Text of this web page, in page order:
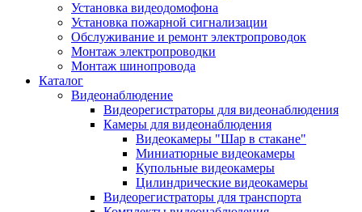
Установка видеодомофона
Установка пожарной сигнализации
Обслуживание и ремонт электропроводок
Монтаж электропроводки
Монтаж шинопровода
Каталог
Видеонаблюдение
Видеорегистраторы для видеонаблюдения
Камеры для видеонаблюдения
Видеокамеры "Шар в стакане"
Миниатюрные видеокамеры
Купольные видеокамеры
Цилиндрические видеокамеры
Видеорегистраторы для транспорта